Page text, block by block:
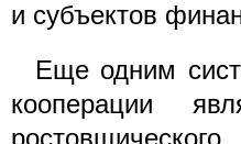
и субъектов
Еще одним
кооперации